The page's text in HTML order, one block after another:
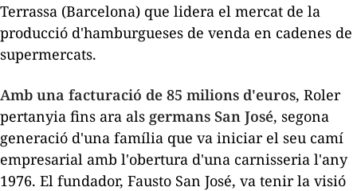
Terrassa (Barcelona) que lidera el mercat de la
producció d'hamburgueses de venda en cadenes de
supermercats.
Amb una facturació de 85 milions d'euros, Roler
pertanyia fins ara als germans San José, segona
generació d'una família que va iniciar el seu camí
empresarial amb l'obertura d'una carnisseria l'any
1976. El fundador, Fausto San José, va tenir la visió